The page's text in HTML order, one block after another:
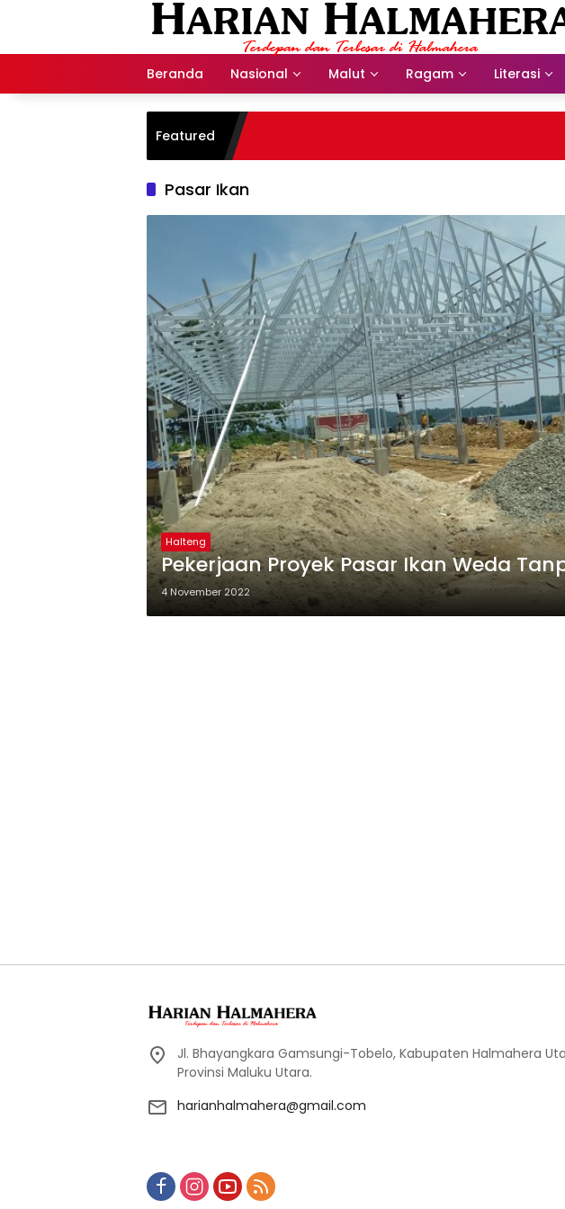
Beranda Nasional Malut Ragam Literasi
Featured
Pasar Ikan
Halteng
Pekerjaan Proyek Pasar Ikan Weda
4 November 2022
Jl. Bhayangkara Gamsungi-Tobelo, Kabupaten Halmahera
Provinsi Maluku Utara.
harianhalmahera@gmail.com